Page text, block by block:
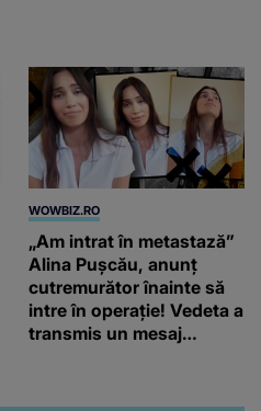
WOWBIZ.RO
„Am intrat în metastază”
Alina Pușcău, anunț
cutremurător înainte să
intre în operație! Vedeta a
transmis un mesaj